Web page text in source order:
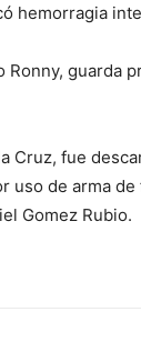
hemorragia
Ronny, guarda
Cruz, fue
uso de arma
Gomez Rubio.